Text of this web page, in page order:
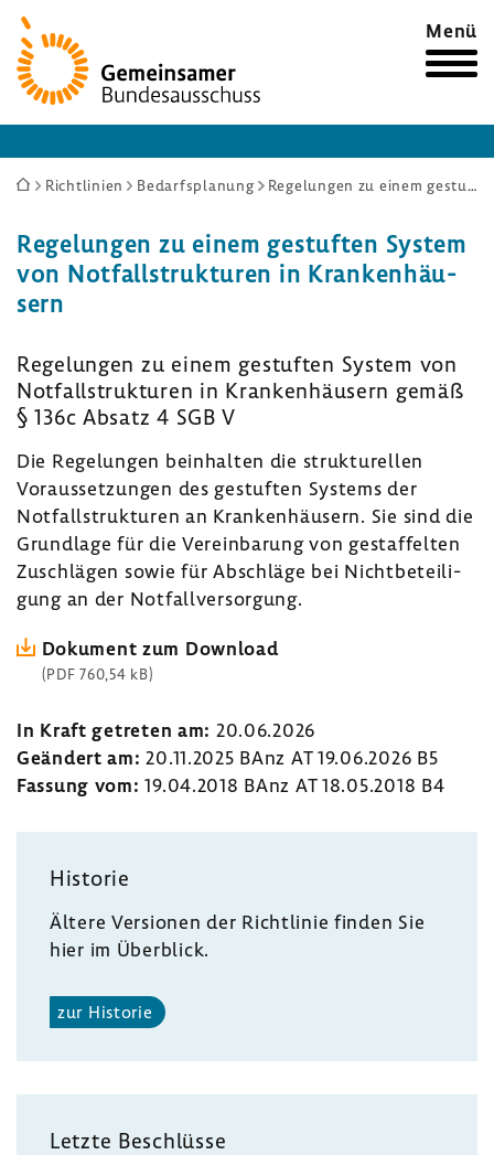
Zur
Startseite
Menü
Sie
hier:
Richtlinien Bedarfsplanung Regelungen zu einem gestuften System von Notfallstrukturen in Krankenhäusern
Rege­lungen zu einem gestuften System
von Notfall­struk­turen in Kran­ken­häu­
sern
Rege­lungen zu einem gestuften System von
Notfall­struk­turen in Kran­ken­häu­sern gemäß
§ 136c Absatz 4 SGB V
Die Rege­lungen beinhalten die struk­tu­rellen
Voraus­set­zungen des gestuften Systems der
Notfall­struk­turen an Kran­ken­häu­sern. Sie sind die
Grund­lage für die Verein­ba­rung von gestaf­felten
Zuschlägen sowie für Abschläge bei Nicht­be­tei­li­
gung an der Notfall­ver­sor­gung.
Doku­ment zum Down­load
(PDF 760,54 kB)
In Kraft getreten am: 20.06.2026
Geän­dert am: 20.11.2025 BAnz AT 19.06.2026 B5
Fassung vom: 19.04.2018 BAnz AT 18.05.2018 B4
Historie
Ältere Versionen der Richt­linie finden Sie
hier im Über­blick.
zur Historie
Letzte Beschlüsse